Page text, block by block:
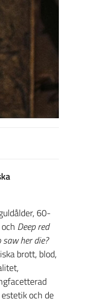
60-
Deep red
saw her die?
brott, blod,
och de